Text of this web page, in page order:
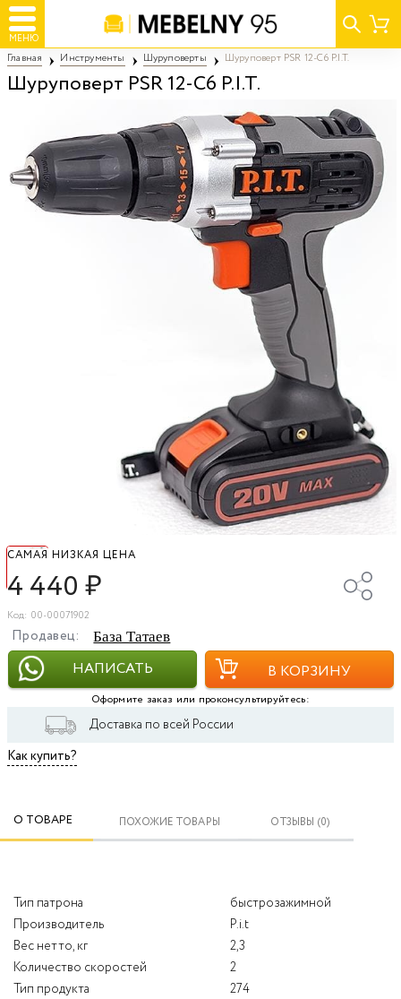
МЕНЮ
Главная Инструменты Шуруповерты Шуруповерт PSR 12-С6 P.I.T.
Шуруповерт PSR 12-С6 P.I.T.
САМАЯ НИЗКАЯ ЦЕНА
4 440₽
Код: 00-00071902
Продавец: База Татаев
НАПИСАТЬ В КОРЗИНУ
Оформите заказ или проконсультируйтесь:
Доставка по всей России
Как купить?
О ТОВАРЕ ПОХОЖИЕ ТОВАРЫ ОТЗЫВЫ (0)
Тип патрона
быстрозажимной
Производитель
P.i.t
Вес нетто, кг
2,3
Количество скоростей
2
Тип продукта
274